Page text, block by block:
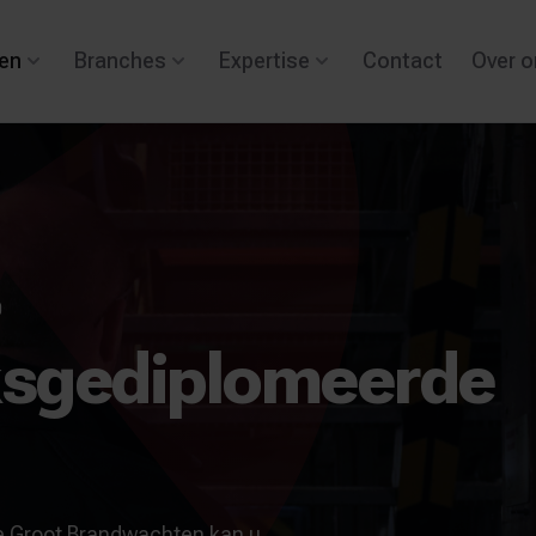
Branches Expertise Contact Over